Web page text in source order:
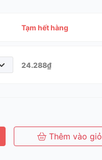
Tạm hết hàng
24.288₫
Thêm vào giỏ